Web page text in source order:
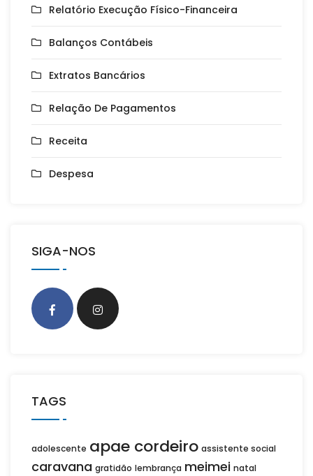
Relatório Execução Físico-Financeira
Balanços Contábeis
Extratos Bancários
Relação De Pagamentos
Receita
Despesa
SIGA-NOS
TAGS
adolescente apae cordeiro assistente social
caravana gratidão lembrança meimei natal